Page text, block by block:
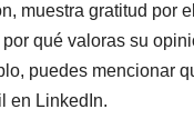
muestra gratitud por
qué valoras su
puedes mencionar
en LinkedIn.